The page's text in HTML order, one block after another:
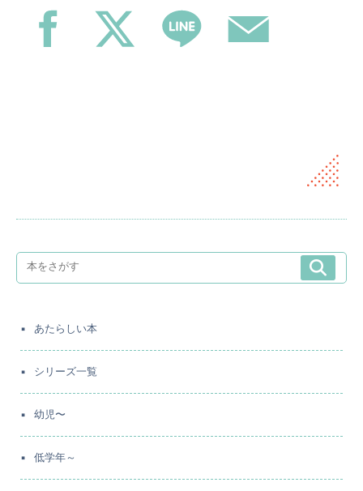
あたらしい本
シリーズ一覧
幼児〜
低学年～